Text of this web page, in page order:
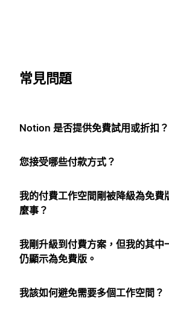
常見問題
Notion 是否提供免費試用或折扣？
您接受哪些付款方式？
我的付費工作空間剛被降級為免費
麼事？
我剛升級到付費方案，但我的其中
仍顯示為免費版。
我該如何避免需要多個工作空間？